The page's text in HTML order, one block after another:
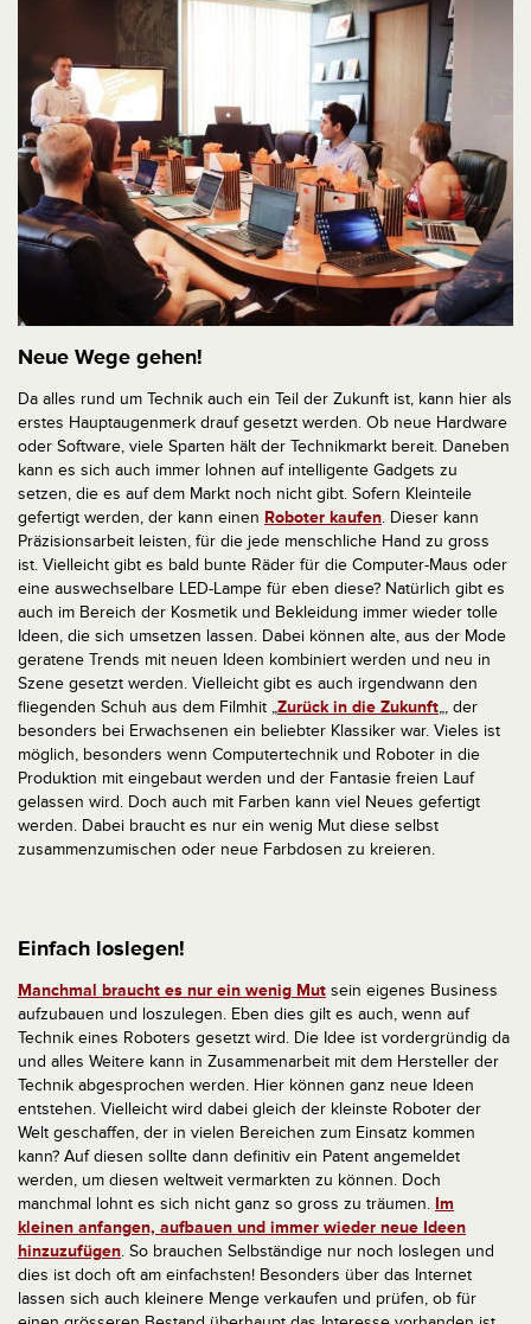
Neue Wege gehen!
Da alles rund um Technik auch ein Teil der Zukunft ist, kann hier als
erstes Hauptaugenmerk drauf gesetzt werden. Ob neue Hardware
oder Software, viele Sparten hält der Technikmarkt bereit. Daneben
kann es sich auch immer lohnen auf intelligente Gadgets zu
setzen, die es auf dem Markt noch nicht gibt. Sofern Kleinteile
gefertigt werden, der kann einen Roboter kaufen. Dieser kann
Präzisionsarbeit leisten, für die jede menschliche Hand zu gross
ist. Vielleicht gibt es bald bunte Räder für die Computer-Maus oder
eine auswechselbare LED-Lampe für eben diese? Natürlich gibt es
auch im Bereich der Kosmetik und Bekleidung immer wieder tolle
Ideen, die sich umsetzen lassen. Dabei können alte, aus der Mode
geratene Trends mit neuen Ideen kombiniert werden und neu in
Szene gesetzt werden. Vielleicht gibt es auch irgendwann den
fliegenden Schuh aus dem Filmhit „Zurück in die Zukunft„, der
besonders bei Erwachsenen ein beliebter Klassiker war. Vieles ist
möglich, besonders wenn Computertechnik und Roboter in die
Produktion mit eingebaut werden und der Fantasie freien Lauf
gelassen wird. Doch auch mit Farben kann viel Neues gefertigt
werden. Dabei braucht es nur ein wenig Mut diese selbst
zusammenzumischen oder neue Farbdosen zu kreieren.
Einfach loslegen!
Manchmal braucht es nur ein wenig Mut sein eigenes Business
aufzubauen und loszulegen. Eben dies gilt es auch, wenn auf
Technik eines Roboters gesetzt wird. Die Idee ist vordergründig da
und alles Weitere kann in Zusammenarbeit mit dem Hersteller der
Technik abgesprochen werden. Hier können ganz neue Ideen
entstehen. Vielleicht wird dabei gleich der kleinste Roboter der
Welt geschaffen, der in vielen Bereichen zum Einsatz kommen
kann? Auf diesen sollte dann definitiv ein Patent angemeldet
werden, um diesen weltweit vermarkten zu können. Doch
manchmal lohnt es sich nicht ganz so gross zu träumen. Im
kleinen anfangen, aufbauen und immer wieder neue Ideen
hinzuzufügen. So brauchen Selbständige nur noch loslegen und
dies ist doch oft am einfachsten! Besonders über das Internet
lassen sich auch kleinere Menge verkaufen und prüfen, ob für